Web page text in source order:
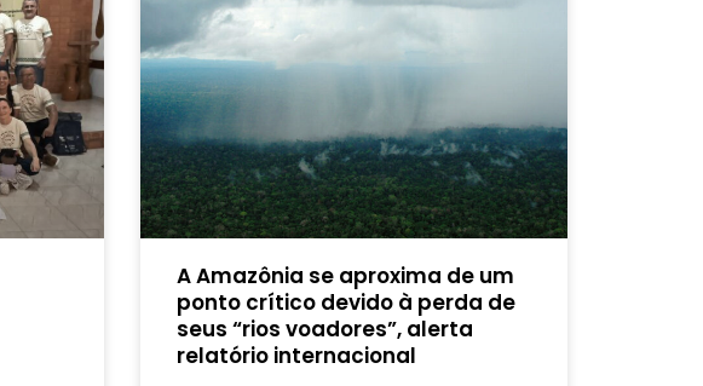
A Amazônia se aproxima de um
ponto crítico devido à perda de
seus “rios voadores”, alerta
relatório internacional